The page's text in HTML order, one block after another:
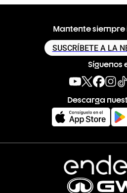
Mantente
SUSCRÍBETE A LA
Síguenos
Descarga